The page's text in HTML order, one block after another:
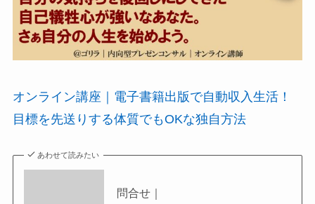
オンライン講座｜電子書籍出版で自動収入生活！
目標を先送りする体質でもOKな独自方法
あわせて読みたい
問合せ｜